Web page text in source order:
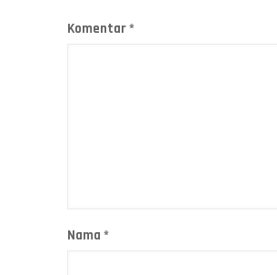
Komentar*
Nama*